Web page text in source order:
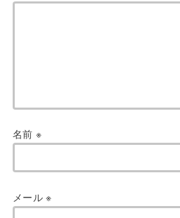
名前 ※
メール※